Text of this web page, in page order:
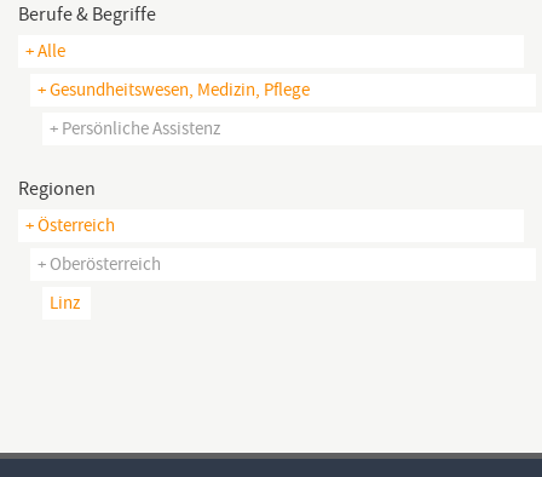
Berufe & Begriffe
+ Alle
+ Gesundheitswesen, Medizin, Pflege
+ Persönliche Assistenz
Regionen
+ Österreich
+ Oberösterreich
Linz